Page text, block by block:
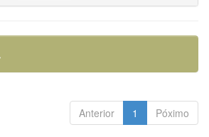
Anterior 1 Póximo